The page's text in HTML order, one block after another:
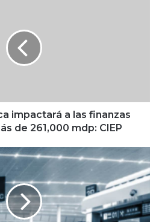
impactará a las finanzas
de 261,000 mdp: CIEP